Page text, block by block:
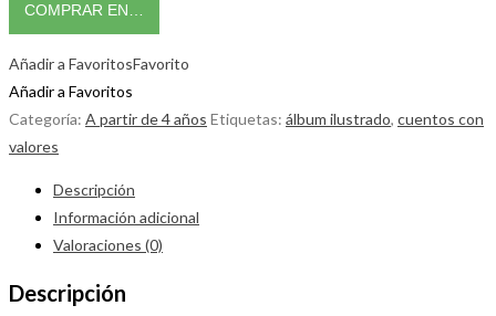
COMPRAR EN…
Añadir a FavoritosFavorito
Añadir a Favoritos
Categoría: A partir de 4 años Etiquetas: álbum ilustrado, cuentos con
valores
Descripción
Información adicional
Valoraciones (0)
Descripción